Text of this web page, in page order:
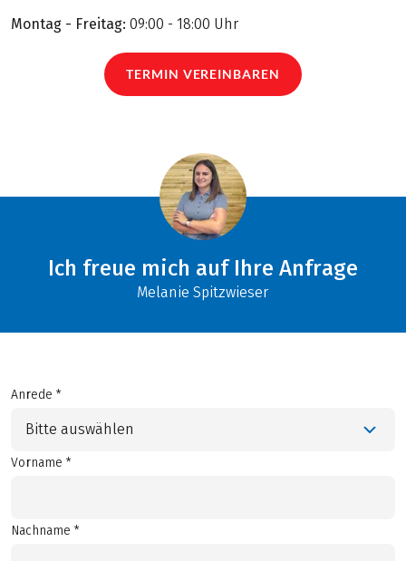
Montag - Freitag: 09:00 - 18:00 Uhr
TERMIN VEREINBAREN
Ich freue mich auf Ihre Anfrage
Melanie Spitzwieser
Anrede *
Bitte auswählen
Vorname *
Nachname *